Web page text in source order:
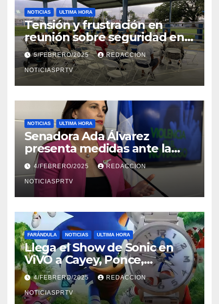
NOTICIAS ULTIMA HORA
Tensión y frustración en
reunión sobre seguridad en
Reparto Metropolitano
5/FEBRERO/2025 REDACCION
NOTICIASPRTV
NOTICIAS ULTIMA HORA
Senadora Ada Álvarez
presenta medidas ante la
violencia en el noviazgo
4/FEBRERO/2025 REDACCION
NOTICIASPRTV
FARÁNDULA NOTICIAS ULTIMA HORA
Llega el Show de Sonic en
ViVO a Cayey, Ponce,
Barceloneta y Humacao,
Relojes gratis para el que
compre ahora….
4/FEBRERO/2025 REDACCION
NOTICIASPRTV